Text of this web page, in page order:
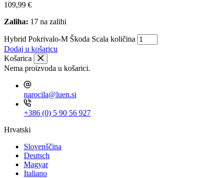
109,99 €
Zaliha: 17 na zalihi
Hybrid Pokrivalo-M Škoda Scala količina
Dodaj u košaricu
Košarica
Nema proizvoda u košarici.
narocila@luen.si
+386 (0) 5 90 56 927
Hrvatski
Slovenščina
Deutsch
Magyar
Italiano